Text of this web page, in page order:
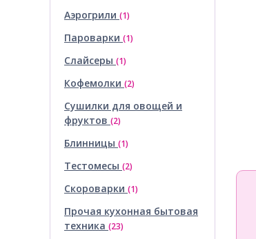
Аэрогрили (1)
Пароварки (1)
Слайсеры (1)
Кофемолки (2)
Сушилки для овощей и
фруктов (2)
Блинницы (1)
Тестомесы (2)
Скороварки (1)
Прочая кухонная бытовая
техника (23)